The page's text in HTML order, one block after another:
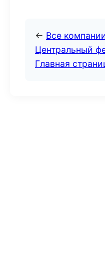
← Все
Центральный
Главная